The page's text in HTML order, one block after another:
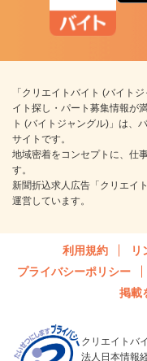
「クリエイトバイト (バイト
イト探し・パート募集情報が
ト (バイトジャングル)」は、
サイトです。
地域密着をコンセプトに、仕
す。
新聞折込求人広告「クリエイ
運営しています。
利用規約 リ
プライバシーポリシー
掲載
クリエイトバ
法人日本情報